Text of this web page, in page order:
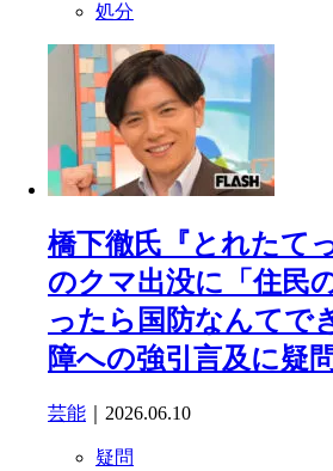
処分
橋下徹氏『とれたて
のクマ出没に「住民
ったら国防なんてで
障への強引言及に疑
芸能 ｜2026.06.10
疑問